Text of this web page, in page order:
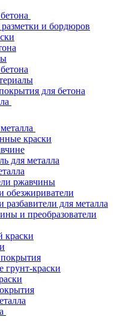
и бордюров
для бетона
краски
для металла
ржавчины
обезжириватели
разбавители для металла
и преобразователи
краски
грунт-краски